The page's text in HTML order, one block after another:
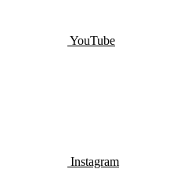
YouTube
Instagram